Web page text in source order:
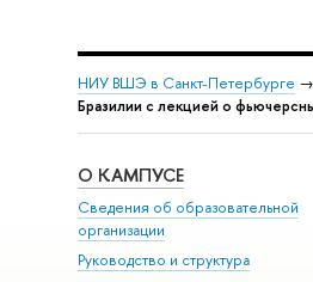
НИУ ВШЭ в Санкт-Петербурге →
Бразилии с лекцией о
О КАМПУСЕ
Сведения об образовательной
организации
Руководство и структура